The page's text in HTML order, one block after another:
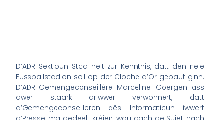
D’ADR-Sektioun Stad hëlt zur Kenntnis, datt den neie
Fussballstadion soll op der Cloche d’Or gebaut ginn.
D’ADR-Gemengeconseillère Marceline Goergen ass
awer staark driwwer verwonnert, datt
d’Gemengeconseilleren dës Informatioun iwwert
d’Presse matgedeelt kréien, wou dach de Sujet nach